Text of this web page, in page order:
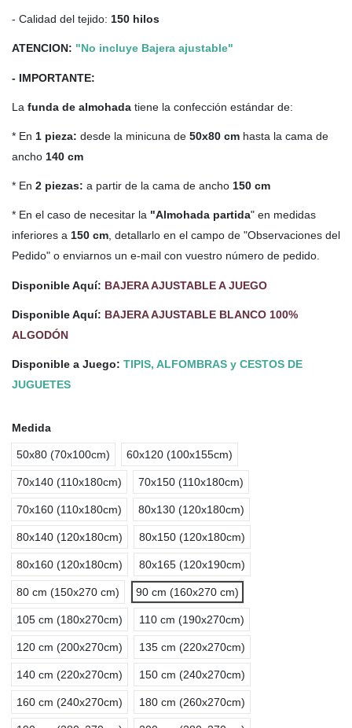
- Calidad del tejido: 150 hilos
ATENCION: "No incluye Bajera ajustable"
- IMPORTANTE:
La funda de almohada tiene la confección estándar de:
* En 1 pieza: desde la minicuna de 50x80 cm hasta la cama de
ancho 140 cm
* En 2 piezas: a partir de la cama de ancho 150 cm
* En el caso de necesitar la "Almohada partida" en medidas
inferiores a 150 cm, detallarlo en el campo de "Observaciones del
Pedido" o enviarnos un e-mail con vuestro número de pedido.
Disponible Aquí: BAJERA AJUSTABLE A JUEGO
Disponible Aquí: BAJERA AJUSTABLE BLANCO 100%
ALGODÓN
Disponible a Juego: TIPIS, ALFOMBRAS y CESTOS DE
JUGUETES
Medida
50x80 (70x100cm) 60x120 (100x155cm)
70x140 (110x180cm) 70x150 (110x180cm)
70x160 (110x180cm) 80x130 (120x180cm)
80x140 (120x180cm) 80x150 (120x180cm)
80x160 (120x180cm) 80x165 (120x190cm)
80 cm (150x270 cm) 90 cm (160x270 cm)
105 cm (180x270cm) 110 cm (190x270cm)
120 cm (200x270cm) 135 cm (220x270cm)
140 cm (220x270cm) 150 cm (240x270cm)
160 cm (240x270cm) 180 cm (260x270cm)